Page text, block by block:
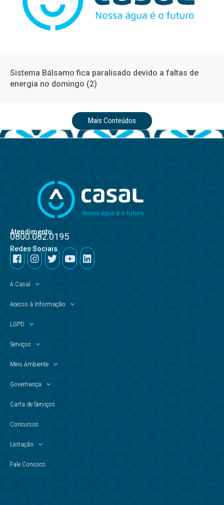
Sistema Bálsamo fica paralisado devido a faltas de
energia no domingo (2)
Mais Conteúdos
Atendimento
0800.082.0195
Redes Sociais
A Casal
Acesso à Informação
LGPD
Serviços
Meio Ambiente
Governança
Carta de Serviços
Concursos
Licitação
Fale Conosco